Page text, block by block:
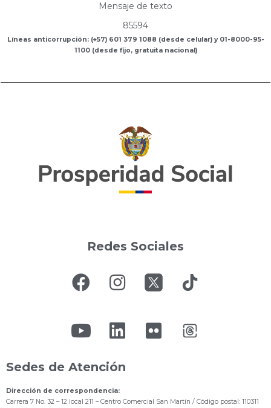
Mensaje de texto
85594
Líneas anticorrupción: (+57) 601 379 1088 (desde celular) y 01-8000-95-
1100 (desde fijo, gratuita nacional)
Redes Sociales
Sedes de Atención
Dirección de correspondencia:
Carrera 7 No. 32 – 12 local 211 – Centro Comercial San Martín / Código postal: 110311